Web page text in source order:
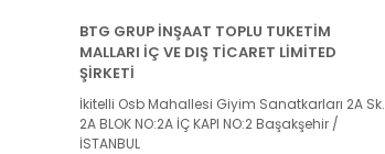
BTG GRUP İNŞAAT TOPLU TUKETİM
MALLARI İÇ VE DIŞ TİCARET LİMİTED
ŞİRKETİ
İkitelli Osb Mahallesi Giyim Sanatkarları 2A Sk.
2A BLOK NO:2A İÇ KAPI NO:2 Başakşehir /
İSTANBUL